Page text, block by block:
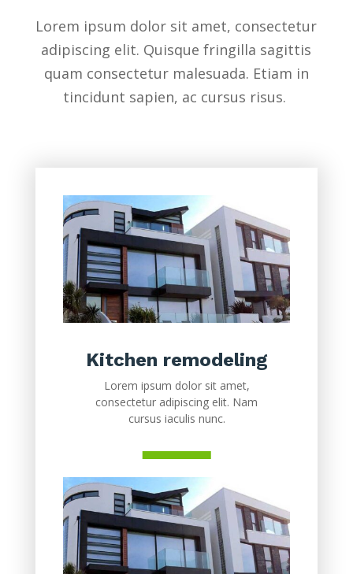
Lorem ipsum dolor sit amet, consectetur
adipiscing elit. Quisque fringilla sagittis
quam consectetur malesuada. Etiam in
tincidunt sapien, ac cursus risus.
Kitchen remodeling
Lorem ipsum dolor sit amet,
consectetur adipiscing elit. Nam
cursus iaculis nunc.